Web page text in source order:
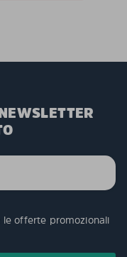
le offerte promozionali